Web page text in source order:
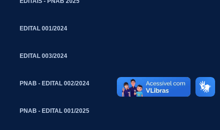
EDITAL 001/2024
EDITAL 003/2024
PNAB - EDITAL 002/2024
PNAB - EDITAL 001/2025